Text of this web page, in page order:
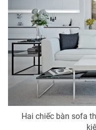
Cơ quan chủ quản:Đài
Cơ quan báo chí:
Thời
Giấy phép hoạt động
cấp ngày 29/12/2023
Tổng Biên tập:Vũ Thanh
Phó Tổng Biên tập:
Nguyễn Trọng Ninh
Tổng đài VTV: 024.38
Hai chiếc bàn sofa